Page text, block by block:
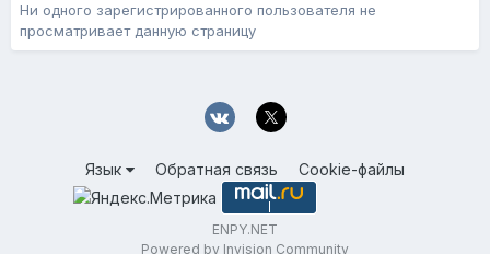
Ни одного зарегистрированного пользователя не
просматривает данную страницу
Язык Обратная связь Cookie-файлы
ENPY.NET
Powered by Invision Community